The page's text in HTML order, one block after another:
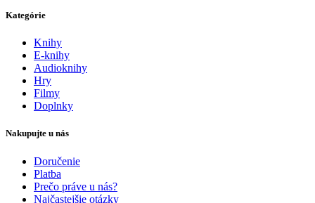
Kategórie
Knihy
E-knihy
Audioknihy
Hry
Filmy
Doplnky
Nakupujte u nás
Doručenie
Platba
Prečo práve u nás?
Najčastejšie otázky